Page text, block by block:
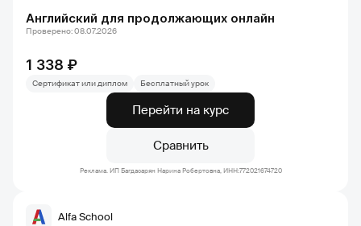
Английский для продолжающих онлайн
1 338 ₽
Проверено: 08.07.2026
Сертификат или диплом Бесплатный урок
Перейти на курс
Сравнить
Реклама. ИП Багдасарян Нарина Робертовна, ИНН:772021674720
Alfa School